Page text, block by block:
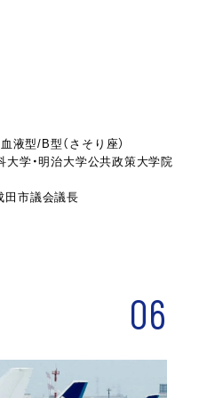
型/B型（さそり座）
大学・明治大学公共政策大学院
田市議会議長
06